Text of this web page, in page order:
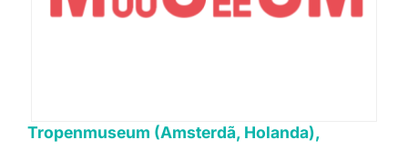
Tropenmuseum (Amsterdã, Holanda),